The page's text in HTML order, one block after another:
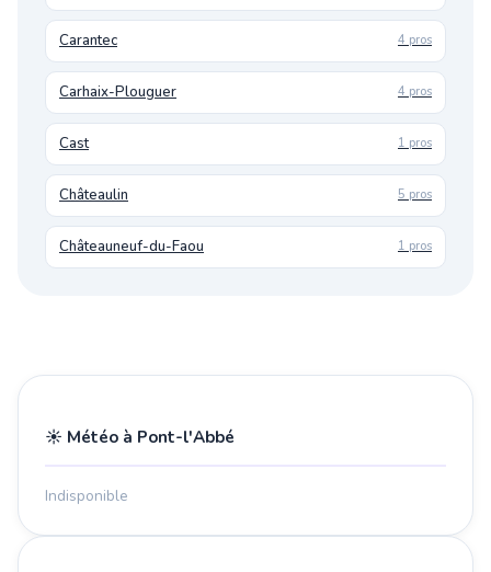
Carantec 4 pros
Carhaix-Plouguer 4 pros
Cast 1 pros
Châteaulin 5 pros
Châteauneuf-du-Faou 1 pros
☀️ Météo à Pont-l'Abbé
Indisponible